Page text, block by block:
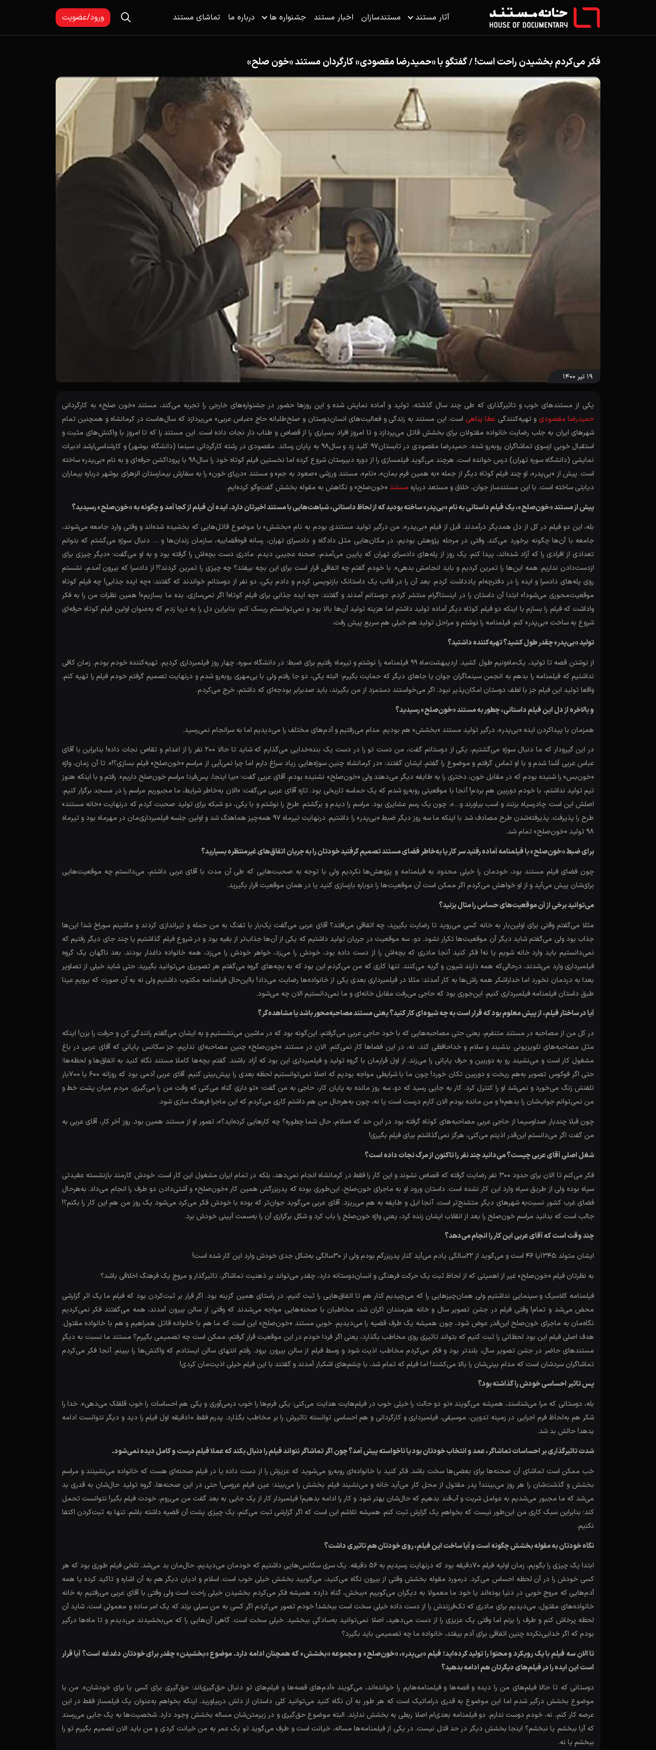
آثار مستند مستندسازان اخبار مستند جشنواره ها درباره ما تماشای مستند ورود/عضویت
فکر می‌کردم بخشیدن راحت است! / گفتگو با «حمیدرضا مقصودی» کارگردان مستند «خون‌ صلح»
۱۹ تیر ۱۴۰۰
یکی از مستندهای خوب و تاثیرگذاری که طی چند سال گذشته، تولید و آماده نمایش شده و این روزها حضور در جشنواره‌های خارجی را تجربه می‌کند، مستند «خون صلح» به کارگردانی
حمیدرضا مقصودی و تهیه‌کنندگی عطا پناهی است. این مستند به زندگی و فعالیت‌های انسان‌دوستان و صلح‌طلبانه حاج «عباس عربی» می‌پردازد که سال‌هاست در کرمانشاه و همچنین تمام
شهرهای ایران به جلب رضایت خانواده مقتولان برای بخشش قاتل می‌پردازد و تا امروز افراد بسیاری را از قصاص و طناب دار نجات داده است. این مستند را که تا امروز با واکنش‌های مثبت و
استقبال خوبی ازسوی تماشاگران روبه‌رو شده، حمیدرضا مقصودی در تابستان97 کلید زد و سال98 به پایان رساند. مقصودی در رشته کارگردانی سینما (دانشگاه بوشهر) و کارشناسی‌ارشد ادبیات
نمایشی (دانشگاه سوره تهران) درس خوانده است. هرچند می‌گوید فیلمسازی را از دوره دبیرستان شروع کرده اما نخستین فیلم کوتاه خود را سال98 با پروداکشن حرفه‌ای و به نام «بی‌پدر» ساخته
است. پیش از «بی‌پدر»، او چند فیلم کوتاه دیگر از جمله «به همین فرم بمان»، «نام»، مستند ورزشی «صعود به جم» و مستند «دریای خون» را به سفارش بیمارستان الزهرای بوشهر درباره بیماران
دیابتی ساخته است. با این مستندساز جوان، خلاق و مستعد درباره مستند«خون‌صلح» و نگاهش به مقوله بخشش گفت‌وگو کرده‌ایم.
پیش از مستند «خون‌صلح»، یک فیلم داستانی به نام «بی‌پدر» ساخته بودید که از لحاظ داستانی، شباهت‌هایی با مستند اخیرتان دارد. ایده آن فیلم از کجا آمد و چگونه به «خون‌صلح» رسیدید؟
بله، این دو فیلم در کل از دل همدیگر درآمدند. قبل از فیلم «بی‌پدر»، من درگیر تولید مستندی بودم به نام «بخشش» با موضوع قاتل‌هایی که بخشیده شده‌اند و وقتی وارد جامعه می‌شوند،
جامعه با آن‌ها چگونه برخورد می‌کند. وقتی در مرحله پژوهش بودیم، در مکان‌هایی مثل دادگاه و دادسرای تهران، رسانه قوه‌قضاییه، سازمان زندان‌ها و … دنبال سوژه می‌گشتم که بتوانم
تعدادی از افرادی را که آزاد شده‌اند، پیدا کنم. یک روز از پله‌های دادسرای تهران که پایین می‌آمدم، صحنه عجیبی دیدم. مادری دست بچه‌اش را گرفته بود و به او می‌گفت: «دیگر چیزی برای
ازدست‌دادن نداریم. همه این‌ها را تمرین کردیم و باید انجامش بدهی». با خودم گفتم چه اتفاقی قرار است برای این بچه بیفتد؟ چه چیزی را تمرین کردند؟! از دادسرا که بیرون آمدم، نشستم
روی پله‌های دادسرا و ایده را در دفترچه‌ام یادداشت کردم. بعد آن را در قالب یک داستانک بازنویسی کردم و دادم یکی، دو نفر از دوستانم خواندند که گفتند: «چه ایده جذابی! چه فیلم کوتاه
موقعیت‌محوری می‌شود!» ابتدا آن داستان را در اینستاگرام منتشر کردم. دوستانم آمدند و گفتند: «چه ایده جذابی برای فیلم کوتاه! اگر نمی‌سازی، بده ما بسازیم»! همین نظرات من را به فکر
واداشت که فیلم را بسازم با اینکه دو فیلم کوتاه دیگر آماده تولید داشتم اما هزینه تولید آن‌ها بالا بود و نمی‌توانستم ریسک کنم؛ بنابراین دل را به دریا زدم که به‌عنوان اولین فیلم کوتاه حرفه‌ای
شروع به ساخت «بی‌پدر» کنم. فیلمنامه را نوشتم و مراحل تولید هم خیلی هم سریع پیش رفت.
تولید «بی‌پدر» چقدر طول کشید؟ تهیه‌‎کننده داشتید؟
از نوشتن قصه تا تولید، یک‌ماه‌ونیم طول کشید. اردیبهشت‌ماه 99 فیلمنامه را نوشتم و تیرماه رفتیم برای ضبط؛ در دانشگاه سوره، چهار روز فیلمبرداری کردیم. تهیه‌کننده خودم بودم. زمان کافی
نداشتیم که فیلمنامه را بدهم به انجمن سینماگران جوان یا جاهای دیگر که حمایت بگیرم؛ البته یکی‌، دو جا رفتم ولی با بی‌مهری روبه‌رو شدم و درنهایت تصمیم گرفتم خودم فیلم را تهیه کنم.
واقعا تولید این فیلم جز با لطف دوستان امکان‌پذیر نبود. اگر می‌خواستند دستمزد از من بگیرند، باید صدبرابر بودجه‌ای که داشتم، خرج می‌کردم.
و بالاخره از دل این فیلم داستانی، چطور به مستند «خون‌صلح» رسیدید؟
همزمان با پیداکردن ایده «بی‌پدر»، درگیر تولید مستند «بخشش» هم بودیم. مدام می‌رفتیم و آدم‌های مختلف را می‌دیدیم اما به سرانجام نمی‌رسید.
در این گیرودار که ما دنبال سوژه می‌گشتیم، یکی از دوستانم گفت، من دست تو را در دست یک بنده‌خدایی می‌گذارم که شاید تا حالا 200 نفر را از اعدام و تقاص نجات داده! بنابراین با آقای
عباس عربی آشنا شدم و با او تماس گرفتم و موضوع را گفتم. ایشان گفتند: «در کرمانشاه چنین سوژه‌هایی زیاد سراغ دارم اما چرا نمی‌آیی از مراسم «خون‌صلح» فیلم بسازی؟!». تا آن زمان، واژه
«خون‌بس» را شنیده بودم که در مقابل خون، دختری را به طایفه دیگر می‌دهند ولی «خون‌صلح» نشنیده بودم. آقای عربی گفت: «بیا اینجا، پس‌فردا مراسم خون‌صلح داریم». رفتم و با اینکه هنوز
تیم تولید نداشتم، با خودم دوربین هم بردم! آنجا با موقعیتی روبه‌رو شدم که یک حماسه تاریخی بود. تازه آقای عربی می‌گفت: «الان به‌خاطر شرایط، ما مجبوریم مراسم را در مسجد برگزار کنیم.
اصلش این است چادرسیاه بزنند و اسب بیاورند و…»، چون یک رسم عشایری بود. مراسم را دیدم و برگشتم. طرح را نوشتم و با یکی‌، دو شبکه برای تولید صحبت کردم که درنهایت «خانه مستند»
طرح را پذیرفت. پذیرفته‌شدن طرح مصادف شد با اینکه ما سه روز دیگر ضبط «بی‌پدر» را داشتیم. درنهایت تیرماه 97 همه‌چیز هماهنگ شد و اولین جلسه فیلمبرداری‌مان در مهرماه بود و تیرماه
98 تولید «خون‌صلح» تمام شد.
برای ضبط «خون‌صلح» با فیلمنامه آماده رفتید سر کار یا به‌خاطر فضای مستند تصمیم گرفتید خودتان را به جریان اتفاق‌های غیرمنتظره بسپارید؟
چون فضای فیلم مستند بود، خودمان را خیلی محدود به فیلمنامه و پژوهش‌ها نکردیم ولی با توجه به صحبت‌هایی که طی آن مدت با آقای عربی داشتم، می‌دانستم چه موقعیت‌هایی
برای‌شان پیش می‌آید و از او خواهش می‌کردم اگر ممکن است آن موقعیت‌ها را دوباره بازسازی کنید یا در همان موقعیت قرار بگیرید.
می‌توانید برخی از آن موقعیت‌های حساس را مثال بزنید؟
مثلا می‌گفتم وقتی برای اولین‌بار به خانه کسی می‌روید تا رضایت بگیرید، چه اتفاقی می‌افتد؟ آقای عربی می‌گفت یک‌بار با تفنگ به من حمله و تیراندازی کردند و ماشینم سوراخ شد! این‌ها
جذاب بود ولی می‌گفتم شاید دیگر آن موقعیت‌ها تکرار نشود. دو، سه موقعیت در جریان تولید داشتیم که یکی از آن‌ها جذاب‌تر از بقیه بود و در شروع فیلم گذاشتیم یا چند جای دیگر رفتیم که
نمی‌دانستیم باید وارد خانه شویم یا نه! فکر کنید آنجا مادری که بچه‌اش را از دست داده بود، خودش را می‌زد، خواهر خودش را می‌زد، همه خانواده داغدار بودند. بعد ناگهان یک گروه
فیلمبرداری وارد می‌شدند، درحالی‌که همه دارند شیون و گریه می‌کنند. تنها کاری که من می‌کردم این بود که به بچه‌های گروه می‌گفتم هر تصویری می‌توانید بگیرید. حتی شاید خیلی از تصاویر
بعدا به دردمان نخورد اما خداراشکر همه راش‌ها به کار آمدند؛ مثلا در فیلمبرداری بعدی یکی از خانواده‌ها رضایت می‌داد! بااین‌حال فیلمنامه مکتوب داشتیم ولی نه به آن صورت که برویم عینا
طبق داستان فیلمنامه فیلمبرداری کنیم. این‌جوری بود که حاجی می‌رفت مقابل خانه‌ای و ما نمی‌دانستیم الان چه می‌شود.
آیا در ساختار فیلم، از پیش معلوم بود که قرار است به چه شیوه‌ای کار کنید؟ یعنی مستند مصاحبه‌محور باشد یا مشاهده‌گر؟
در کل من از مصاحبه در مستند متنفرم، یعنی حتی مصاحبه‌هایی که با خود حاجی عربی می‌گرفتم، این‌گونه بود که در ماشین می‌نشستیم و به ایشان می‌گفتم رانندگی کن و حرفت را بزن! اینکه
مثل مصاحبه‌های تلویزیونی بنشیند و سلام و خداحافظی کند، نه، در این فضاها کار نمی‌کنم. الان در مستند «خون‌صلح» چنین مصاحبه‌ای نداریم، جز سکانس پایانی که آقای عربی در باغ
مشغول کار است و می‌نشیند رو به دوربین و حرف پایانی را می‌زند. از اول قرارمان با گروه تولید و فیلمبرداری این بود که آزاد باشند. گفتم بچه‌ها کاملا مستند نگاه کنید به اتفاق‌ها و لحظه‌ها؛
حتی اگر فوکوس تصویر به‌هم ریخت و دوربین تکان خورد! چون ما با شرایطی مواجه بودیم که اصلا نمی‌توانستیم لحظه بعدی را پیش‌بینی کنیم. آقای عربی آدمی بود که روزانه 600 یا 700بار
تلفنش زنگ می‌خورد و نمی‌شد او را کنترل کرد. کار به جایی رسید که دو، سه روز مانده به پایان کار، حاجی به من گفت: «تو داری گناه می‌کنی که وقت من را می‌گیری. مردم میان پشت خط و
من نمی‌توانم جواب‌شان را بدهم»! و من مانده بودم الان کارم درست است یا نه، چون به‌هرحال من هم داشتم کاری می‌کردم که این ماجرا فرهنگ سازی شود.
چون قبلا چندبار صداوسیما از حاجی عربی مصاحبه‌های کوتاه گرفته بود در این حد که «سلام، حال شما چطوره؟ چه کارهایی کرده‌اید؟»، تصور او از مستند همین بود. روز آخر کار، آقای عربی به
من گفت اگر می‌دانستم این‌قدر اذیتم می‌کنی، هرگز نمی‌گذاشتم بیای فیلم بگیری!
شغل اصلی آقای عربی چیست؟ می‌دانید چند نفر را تاکنون از مرگ نجات داده است؟
فکر می‌کنم تا الان برای حدود 300 نفر رضایت گرفته که قصاص نشوند و این کار را فقط در کرمانشاه انجام نمی‌دهد، بلکه در تمام ایران مشغول این کار است. خودش کارمند بازنشسته عقیدتی
سپاه بوده ولی از طریق سپاه وارد این کار نشده است. داستان ورود او به ماجرای خون‌صلح، این‌طوری بوده که پدربزرگش همین کار «خون‌صلح» و آشتی‌دادن دو طرف را انجام می‌داد. به‌هرحال
فضای غرب کشور نسبت‌به شهرهای دیگر متشنج‌تر است. آنجا ایل و طایفه به هم می‌ریزد. آقای عربی می‌گوید جوان‌تر که بوده با خودش فکر می‌کرد می‌شود یک روز من هم این کار را بکنم؟!
جالب است که بدانید مراسم خون‌صلح را بعد از انقلاب ایشان زنده کرد، یعنی واژه خون‌صلح را باب کرد و شکل برگزاری آن را به‌سمت آیینی خودش برد.
چند وقت است که آقای عربی این کار را انجام می‌دهد؟
ایشان متولد 1345یا 46 است و می‌گوید از 22سالگی یادم می‌آید کنار پدربزرگم بودم ولی از 30‌سالگی به‌شکل جدی خودش وارد این کار شده است!
به نظرتان فیلم «خون‌صلح» غیر از اهمیتی که از لحاظ ثبت یک حرکت فرهنگی و انسان‌دوستانه دارد، چقدر می‌تواند بر ذهنیت تماشاگر، تاثیرگذار و مروج یک فرهنگ اخلاقی باشد؟
فیلمنامه کلاسیک و سینمایی نداشتیم ولی همان‌چیزهایی را که می‌چیدیم کنار هم تا اتفاق‌هایی را ثبت کنیم، در راستای همین گزینه بود. اگر قرار بر ثبت‌کردن بود که فیلم ما یک اثر گزارشی
محض می‌شد و تمام! وقتی فیلم در جشن تصویر سال و خانه هنرمندان اکران شد، مخاطبان با صحنه‌هایی مواجه می‌شدند که وقتی از سالن بیرون آمدند، همه می‌گفتند فکر نمی‌کردیم
نگاه‌مان به ماجرای خون‌صلح این‌قدر عوض شود، چون همیشه یک طرف قضیه را می‌دیدیم. خوبی مستند «خون‌صلح» این است که ما هم با خانواده قاتل همراهیم و هم با خانواده مقتول.
هدف اصلی فیلم این بود لحظاتی را ثبت کنیم که بتواند تاثیری روی مخاطب بگذارد، یعنی اگر فردا خودم در این موقعیت قرار گرفتم، ممکن است چه تصمیمی بگیرم؟ مستند ما نسبت‌ به دیگر
مستندهای حاضر در جشن تصویر سال، بلندتر بود و فکر می‌کردم مخاطب اذیت شود و وسط فیلم از سالن بیرون برود. رفتم انتهای سالن ایستادم که واکنش‌ها را ببینم. آنجا فکر می‌کردم
تماشاگران سردشان است که مدام بینی‌شان را بالا می‌کشند! اما فیلم که تمام شد، با چشم‌های اشکبار آمدند و گفتند با این فیلم خیلی اذیت‌مان کردی!
پس تاثیر احساسی خودش را گذاشته بود؟
بله، دوستانی که مرا می‌شناسند، همیشه می‌گویند «تو دو حالت را خیلی خوب در فیلم‌هایت هدایت می‌کنی؛ یکی فرم‌ها را خوب درمی‌آوری و یکی هم احساسات را خوب قلقلک می‌دهی». خدا را
شکر هم به‌لحاظ فرم اجرایی در زمینه تدوین، موسیقی، فیلمبرداری و کارگردانی و هم احساسی توانسته تاثیرش را بر مخاطب بگذارد. پدرم فقط 10دقیقه اول فیلم را دید و دیگر نتوانست ادامه
بدهد! حالش بد شد.
شدت تاثیرگذاری بر احساسات تماشاگر، عمد و انتخاب خودتان بود یا ناخواسته پیش آمد؟ چون اگر تماشاگر نتواند فیلم را دنبال بکند که عملا فیلم درست و کامل دیده نمی‌شود.
خب ممکن است تماشای آن صحنه‌ها برای بعضی‌ها سخت باشد. فکر کنید با خانواده‌ای روبه‌رو می‌شوید که عزیزش را از دست داده یا در فیلم صحنه‌ای هست که خانواده می‌نشینند و مراسم
بخشش و گذشت‌شان را هر روز می‌بینند! پدر مقتول از محل کار می‌آید خانه و می‌نشیند فیلم بخشش را می‌بیند؛ عین فیلم عروسی! حتی در این صحنه‌ها، گروه تولید حال‌شان به قدری بد
می‌شد که ما مجبور می‌شدیم به عوامل شربت و آب‌قند بدهیم که حال‌شان بهتر شود و کار را ادامه بدهیم! فیلمبردار کار از یک جایی به بعد گفت من می‌روم، خودت فیلم بگیر! نتوانست تحمل
کند؛ بنابراین سبک کاری من این‌طور نیست که بخواهم یک گزارش ثبت کنم. همیشه تلاشم این است که اگر گزارشی ثبت می‌کنم، یک چیزی پشت آن قضیه داشته باشم. تنها به ثبت‌کردن اکتفا
نکنیم.
نگاه خودتان به مقوله بخشش چگونه است و آیا ساخت این فیلم، روی خودتان هم تاثیری داشت؟
ابتدا یک چیزی را بگویم، زمان اولیه فیلم 70دقیقه بود که درنهایت رسیدیم به 56 دقیقه. یک سری سکانس‌هایی داشتیم که خودمان می‌دیدیم، حال‌مان بد می‌شد. تلخی فیلم طوری بود که هر
کسی خودش را در آن لحظه احساس می‌کرد. درمورد مقوله بخشش وقتی از بیرون نگاه می‌کنید، می‌گویید بخشش خیلی خوب است. اسلام و ادیان دیگر هم به آن اشاره و تاکید کرده یا همه
آدم‌هایی که مروج خوبی در دنیا بوده‌اند یا خود ما معمولا به دیگران می‌گوییم «ببخش، گناه دارد». همیشه فکر می‌کردم بخشیدن خیلی راحت است ولی وقتی با آقای عربی می‌رفتیم به خانه
خانواده‌های مقتول، می‌دیدیم برای مادری که تک‌فرزندش را از دست داده خیلی سخت است ببخشد! خودم تصور می‌کردم اگر کسی به من سیلی بزند که یک امر ساده و معمولی است، شاید آن
لحظه پرخاش کنم و طرف را بزنم اما وقتی یک عزیزی را از دست می‌دهید، اصلا نمی‌توانید به‌سادگی ببخشید. خیلی سخت است. گاهی آن‌هایی را که می‌بخشیدند می‌دیدم و تا ماه‌ها درگیر
بودم که اگر خدایی‌نکرده چنین اتفاقی برای آدم بیفتد، خانواده ما چه تصمیمی باید بگیرد؟
تا الان سه فیلم با یک رویکرد و محتوا را تولید کرده‌اید؛ فیلم «بی‌پدر»، «خون‌صلح» و مجموعه «بخشش» که همچنان ادامه دارد. موضوع «بخشیدن» چقدر برای خودتان دغدغه است؟ آیا قرار
است این ایده را در فیلم‌های دیگرتان هم ادامه بدهید؟
دوستانی که تا حالا فیلم‌های من را دیده‌ و قصه‌ها و فیلمنامه‌هایم را خوانده‌اند، می‌گویند «آدم‌های قصه‌ها و فیلم‌های تو دنبال حق‌گیری‌اند؛ حق‌گیری برای کسی یا برای خودشان». من با
موضوع بخشش درگیر شدم اما این موضوع به قدری دراماتیک است که هر طور به آن نگاه کنید می‌توانید کلی داستان از دلش دربیاورید. اینکه بخواهم به‌عنوان یک فیلمساز فقط در این
عرصه کار کنم، نه، خودم دوست ندارم. دو فیلمنامه بعدی‌ام اصلا ربطی به بخشش ندارند. البته موضوع حق‌گیری و در زیرمتن‌شان مساله بخشش وجود دارد. شخصیت‌ها به یک جایی می‌رسند
که آیا ببخشم یا نبخشم؟ اینجا بخشش دیگر در حد قتل نیست. در یکی از فیلمنامه‌ها مساله، خیانت است و طرف می‌گوید تو یک عمر به من خیانت کردی و من باید الان تصمیم بگیرم تو را
ببخشم یا نه.